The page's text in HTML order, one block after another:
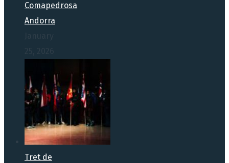
Comapedrosa
Andorra
Tret de